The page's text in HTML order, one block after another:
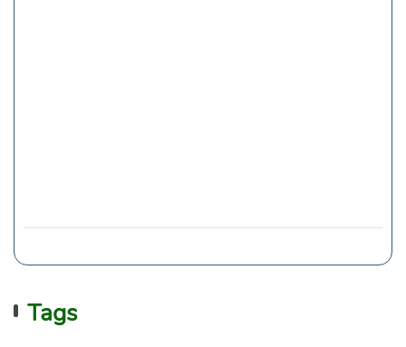
Tags